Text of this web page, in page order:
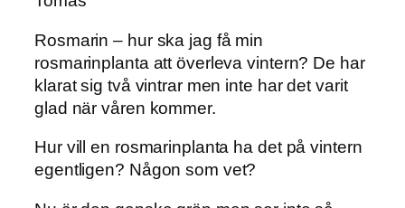
Rosmarin – hur ska jag få min
rosmarinplanta att överleva vintern? De har
klarat sig två vintrar men inte har det varit
glad när våren kommer.
Hur vill en rosmarinplanta ha det på vintern
egentligen? Någon som vet?